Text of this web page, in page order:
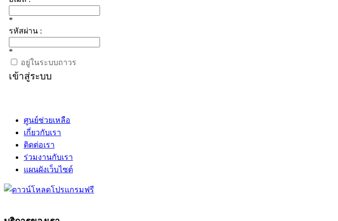
*
รหัสผ่าน :
*
อยู่ในระบบถาวร
เข้าสู่ระบบ
ศูนย์ช่วยเหลือ
เกี่ยวกับเรา
ติดต่อเรา
ร่วมงานกับเรา
แผนผังเว็บไซต์